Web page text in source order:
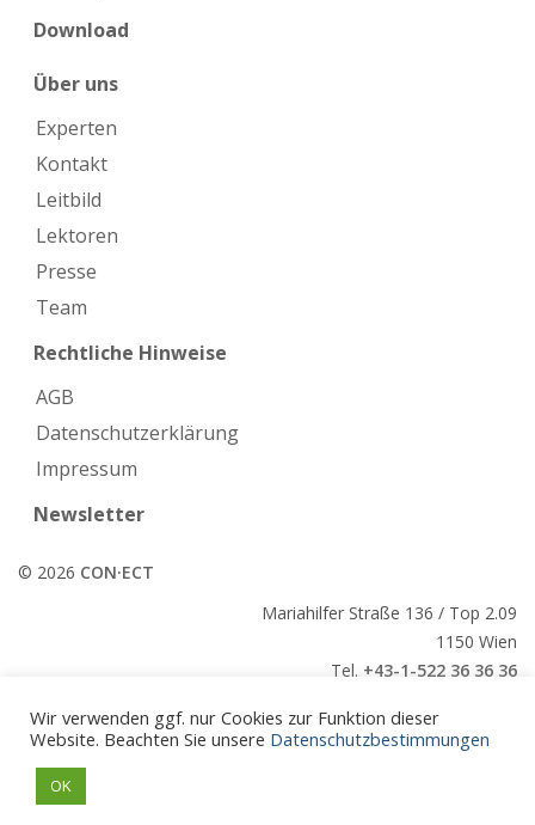
Download
Über uns
Experten
Kontakt
Leitbild
Lektoren
Presse
Team
Rechtliche Hinweise
AGB
Datenschutzerklärung
Impressum
Newsletter
© 2026 CON·ECT
Mariahilfer Straße 136 / Top 2.09
1150 Wien
Tel. +43-1-522 36 36 36
CON·ECT
Wir verwenden ggf. nur Cookies zur Funktion dieser
Website. Beachten Sie unsere Datenschutzbestimmungen
OK